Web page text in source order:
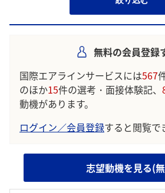
無料の会員登録
国際エアラインサービスには567
のほか15件の選考・面接体験記、
動機があります。
ログイン／会員登録すると閲覧で
志望動機を見る(